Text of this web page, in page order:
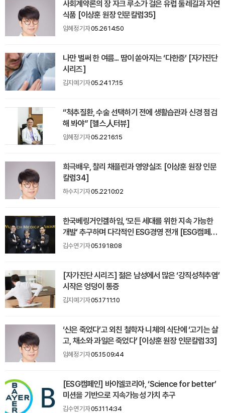
사회계약론의 장 자크 루소가 걸은 유럽 둘레길과 자연
식품 [이상훈 원장 인문칼럼35]
임혜정 기자05.26 14:50
나만 벌써 한 여름... 땀이 쏟아지는 ‘다한증’ [자가진단
시리즈]
김지예 기자05.24 17:15
“척추질환, 수술 선택하기 전에 생활습관과 신경 점검
해 봐야” [헬스人터뷰]
임혜정 기자05.22 16:15
희극배우, 찰리 채플린과 영양실조 [이상훈 원장 인문
칼럼34]
하수지 기자05.22 10:02
한국베링거인겔하임, ‘모든 세대를 위한 지속 가능한
개발’ 추구하며 다각적인 ESG경영 전개 [ESG캠페
인]
김수연 기자05.19 18:08
[자가진단 시리즈] 젊은 남성에서 많은 ‘강직성척추염’
시작은 엉덩이 통증
김지예 기자05.17 11:10
‘신은 죽었다’고 외친 철학자 니체의 식단에 ‘고기는 살
고, 채소와 과일은 죽었다’ [이상훈 원장 인문칼럼33]
임혜정 기자05.15 09:44
[ESG캠페인] 바이엘코리아, ‘Science for better’
미션을 기반으로 지속가능성 가치 추구
김수연 기자05.11 14:34